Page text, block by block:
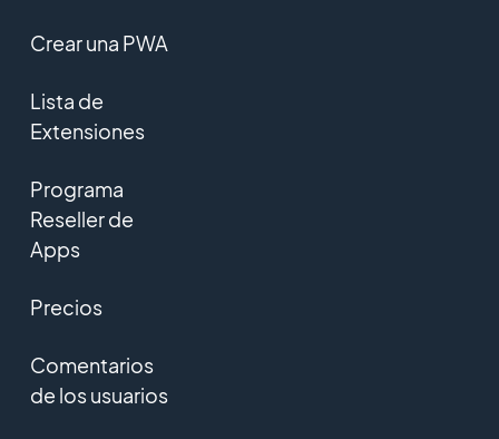
Crear una PWA
Lista de
Extensiones
Programa
Reseller de
Apps
Precios
Comentarios
de los usuarios